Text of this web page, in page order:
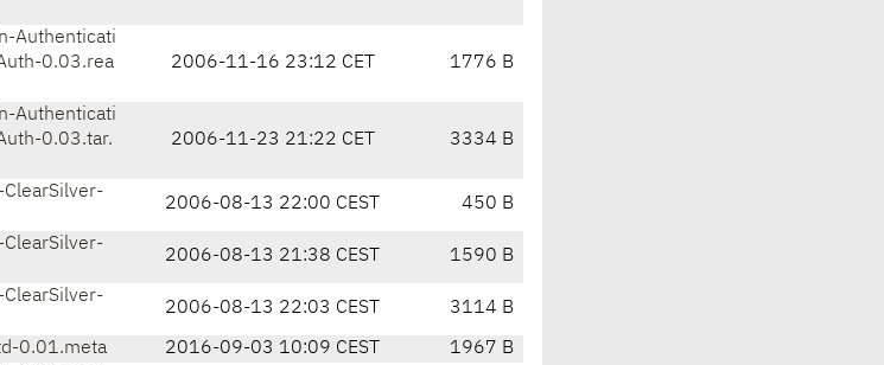
Authenticati
0.03.rea
2006-11-16 23:12 CET 1776 B
Authenticati
0.03.tar.
2006-11-23 21:22 CET 3334 B
2006-08-13 22:00 CEST 450 B
2006-08-13 21:38 CEST 1590 B
2006-08-13 22:03 CEST 3114 B
0.01.meta 2016-09-03 10:09 CEST
1967 B